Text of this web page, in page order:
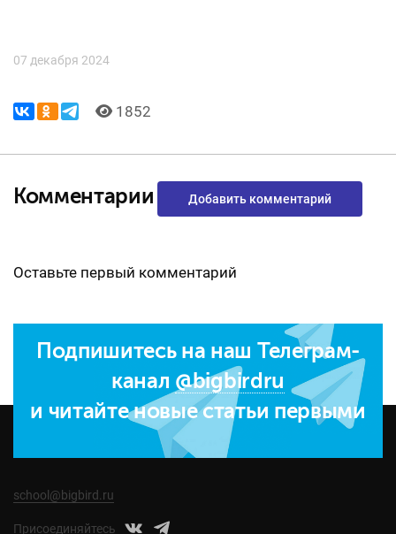
07 декабря 2024
1852
Комментарии Добавить комментарий
Оставьте первый комментарий
Подпишитесь на наш Телеграм-
канал @bigbirdru
и читайте новые статьи первыми
school@bigbird.ru
Присоединяйтесь